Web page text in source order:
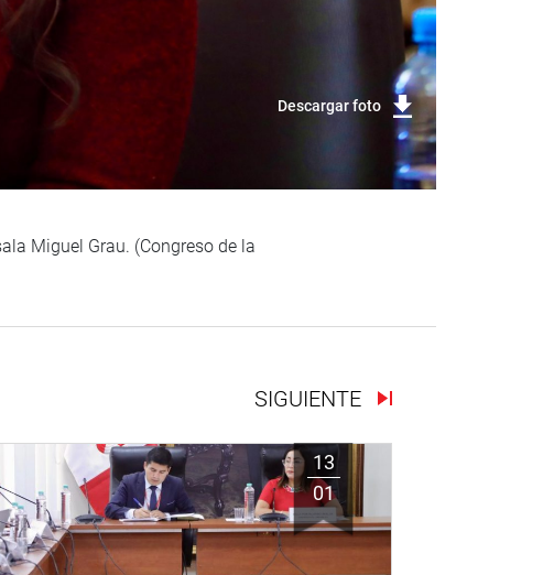
Descargar foto
Miguel Grau. (Congreso de la
SIGUIENTE
13
01